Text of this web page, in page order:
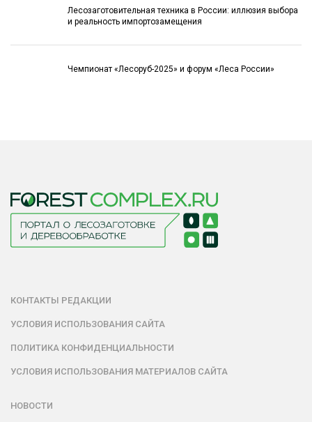
Лесозаготовительная техника в России: иллюзия выбора
и реальность импортозамещения
Чемпионат «Лесоруб-2025» и форум «Леса России»
КОНТАКТЫ РЕДАКЦИИ
УСЛОВИЯ ИСПОЛЬЗОВАНИЯ САЙТА
ПОЛИТИКА КОНФИДЕНЦИАЛЬНОСТИ
УСЛОВИЯ ИСПОЛЬЗОВАНИЯ МАТЕРИАЛОВ САЙТА
НОВОСТИ